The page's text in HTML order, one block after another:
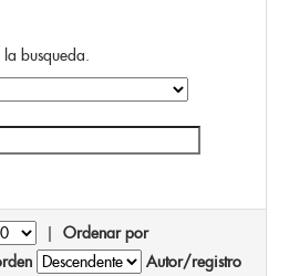
busqueda.
| Ordenar por
Autor/registro